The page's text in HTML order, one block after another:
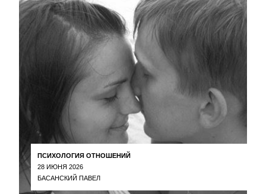
ПСИХОЛОГИЯ ОТНОШЕНИЙ
28 ИЮНЯ 2026
БАСАНСКИЙ ПАВЕЛ